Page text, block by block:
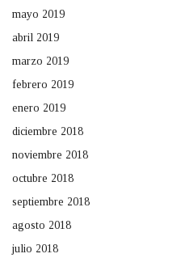
mayo 2019
abril 2019
marzo 2019
febrero 2019
enero 2019
diciembre 2018
noviembre 2018
octubre 2018
septiembre 2018
agosto 2018
julio 2018